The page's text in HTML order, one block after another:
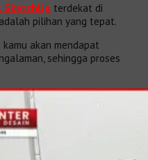
SketchUp terdekat di
adalah pilihan yang tepat.
kamu akan mendapat
sehingga proses